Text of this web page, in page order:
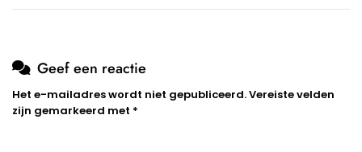
Geef een reactie
Het e-mailadres wordt niet gepubliceerd.Vereiste velden
zijn gemarkeerd met *